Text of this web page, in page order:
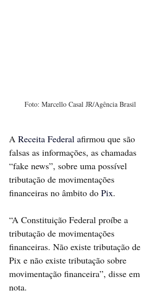
Foto: Marcello Casal JR/Agência Brasil
A Receita Federal afirmou que são
falsas as informações, as chamadas
“fake news”, sobre uma possível
tributação de movimentações
financeiras no âmbito do Pix.
“A Constituição Federal proíbe a
tributação de movimentações
financeiras. Não existe tributação de
Pix e não existe tributação sobre
movimentação financeira”, disse em
nota.